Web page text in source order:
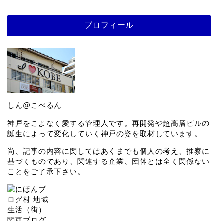
プロフィール
しん@こべるん
神戸をこよなく愛する管理人です。再開発や超高層ビルの
誕生によって変化していく神戸の姿を取材しています。
尚、記事の内容に関してはあくまでも個人の考え、推察に
基づくものであり、関連する企業、団体とは全く関係ない
ことをご了承下さい。